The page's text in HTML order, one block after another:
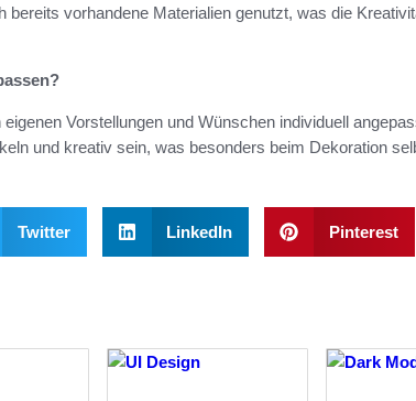
bereits vorhandene Materialien genutzt, was die
Vorstellungen und Wünschen individuell
und kreativ sein, was besonders beim Dekoration
Twitter LinkedIn Pinterest